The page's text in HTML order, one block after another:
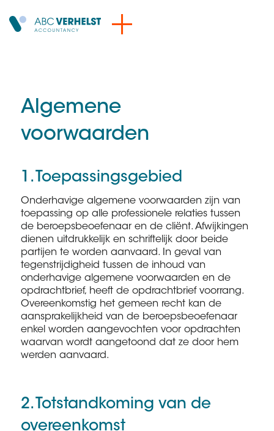
Algemene
voorwaarden
1. Toepassingsgebied
Onderhavige algemene voorwaarden zijn van
toepassing op alle professionele relaties tussen
de beroepsbeoefenaar en de cliënt. Afwijkingen
dienen uitdrukkelijk en schriftelijk door beide
partijen te worden aanvaard. In geval van
tegenstrijdigheid tussen de inhoud van
onderhavige algemene voorwaarden en de
opdrachtbrief, heeft de opdrachtbrief voorrang.
Overeenkomstig het gemeen recht kan de
aansprakelijkheid van de beroepsbeoefenaar
enkel worden aangevochten voor opdrachten
waarvan wordt aangetoond dat ze door hem
werden aanvaard.
2. Totstandkoming van de
overeenkomst